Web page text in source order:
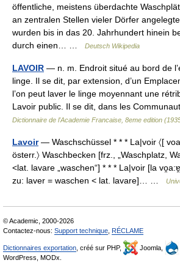
öffentliche, meistens überdachte
an zentralen Stellen vieler Dörfer
wurden bis in das 20. Jahrhundert hinein
durch einen… …
Deutsch Wikipedia
LAVOIR — n. m. Endroit situé au bord de
linge. Il se dit, par extension, d’un
l’on peut laver le linge moyennant une
Lavoir public. Il se dit, dans les
Dictionnaire de l'Academie Francaise, 8eme edition
Lavoir— Waschschüssel * * * La|voir 〈[
österr.〉 Waschbecken [frz., „Waschplatz,
<lat. lavare „waschen“] * * * La|voir [la
zu: laver = waschen < lat. lavare]… …
© Academic, 2000-2026
Contactez-nous: Support technique RÉCLAME
Dictionnaires exportation , créé sur PHP, Joomla,
WordPress, MODx.